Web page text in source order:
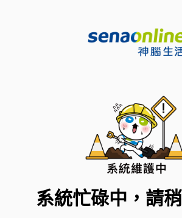
系統忙碌中，請